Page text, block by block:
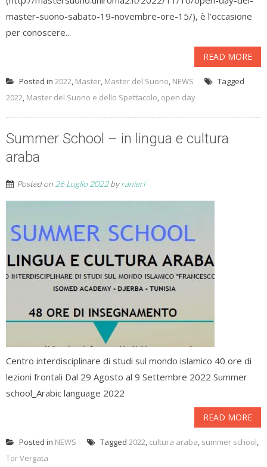
master-suono-sabato-19-novembre-ore-15/), è l’occasione
per conoscere...
READ MORE
Posted in 2022, Master, Master del Suono, NEWS
Tagged
2022, Master del Suono e dello Spettacolo, open day
Summer School – in lingua e cultura
araba
Posted on 26 Luglio 2022byranieri
Centro interdisciplinare di studi sul mondo islamico 40 ore di
lezioni frontali Dal 29 Agosto al 9 Settembre 2022 Summer
school_Arabic language 2022
READ MORE
Posted in NEWS Tagged 2022, cultura araba, summer school,
Tor Vergata